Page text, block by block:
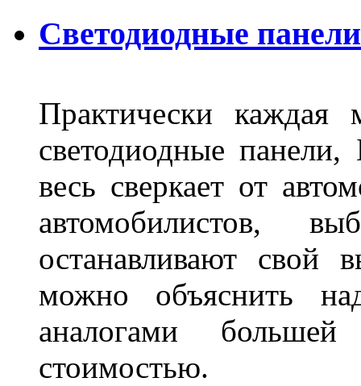
Светодиодные
Практически каждая
светодиодные
весь сверкает от
автомобилистов,
останавливают
можно объяснить
аналогами
стоимостью.